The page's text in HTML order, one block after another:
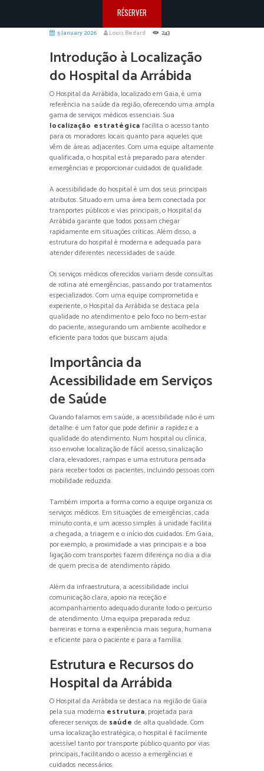
RÉSERVER
5 January 2026 Louis Bedard 243
Introdução à Localização
do Hospital da Arrábida
O Hospital da Arrábida, localizado em Gaia, é uma
referência na saúde da região, oferecendo uma ampla
gama de serviços médicos essenciais. Sua
localização estratégica facilita o acesso tanto
para os moradores locais quanto para aqueles que
vêm de áreas adjacentes. Com uma equipe altamente
qualificada, o hospital está preparado para atender
emergências e proporcionar cuidados de qualidade.
A acessibilidade do hospital é um dos seus principais
atributos. Situado em uma área bem conectada por
transportes públicos e vias principais, o Hospital da
Arrábida garante que todos possam chegar
rapidamente em situações críticas. Além disso, a
estrutura do hospital é moderna e adequada para
atender diferentes necessidades de saúde.
Os serviços médicos oferecidos variam desde consultas
de rotina até emergências, passando por tratamentos
especializados. Com uma equipe comprometida e
experiente, o Hospital da Arrábida se destaca pela
qualidade no atendimento e pelo foco no bem-estar
do paciente, assegurando um ambiente acolhedor e
eficiente para todos que buscam ajuda.
Importância da
Acessibilidade em Serviços
de Saúde
Quando falamos em saúde, a acessibilidade não é um
detalhe: é um fator que pode definir a rapidez e a
qualidade do atendimento. Num hospital ou clínica,
isso envolve localização de fácil acesso, sinalização
clara, elevadores, rampas e uma estrutura pensada
para receber todos os pacientes, incluindo pessoas com
mobilidade reduzida.
Também importa a forma como a equipe organiza os
serviços médicos. Em situações de emergências, cada
minuto conta, e um acesso simples à unidade facilita
a chegada, a triagem e o início dos cuidados. Em Gaia,
por exemplo, a proximidade a vias principais e a boa
ligação com transportes fazem diferença no dia a dia
de quem precisa de atendimento rápido.
Além da infraestrutura, a acessibilidade inclui
comunicação clara, apoio na receção e
acompanhamento adequado durante todo o percurso
de atendimento. Uma equipa preparada reduz
barreiras e torna a experiência mais segura, humana
e eficiente para o paciente e para a família.
Estrutura e Recursos do
Hospital da Arrábida
O Hospital da Arrábida se destaca na região de Gaia
pela sua moderna estrutura, projetada para
oferecer serviços de saúde de alta qualidade. Com
uma localização estratégica, o hospital é facilmente
acessível tanto por transporte público quanto por vias
principais, facilitando o acesso a emergências e
cuidados necessários.